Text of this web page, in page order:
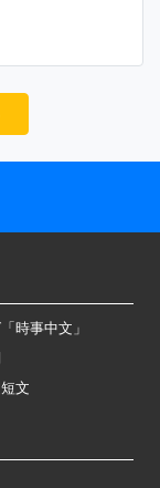
時事中文」
文